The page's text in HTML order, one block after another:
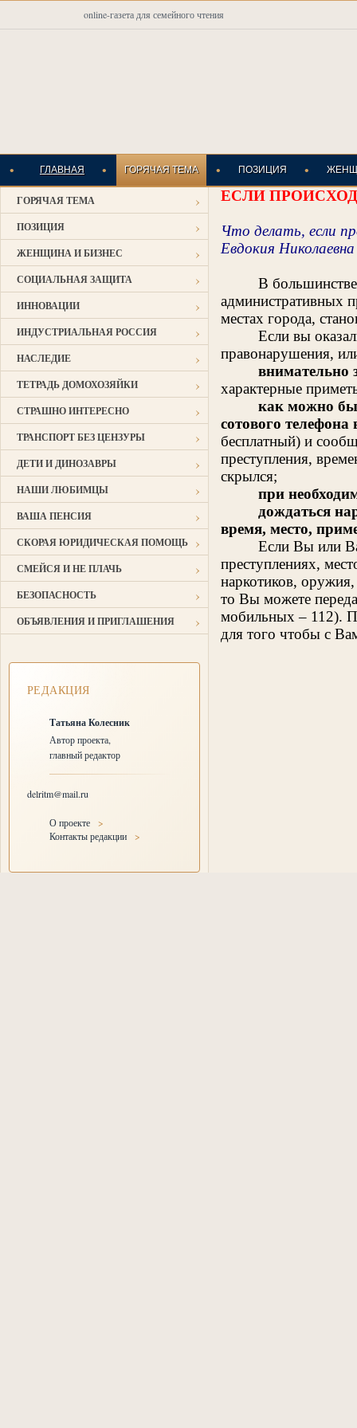
online-газета для семейного чтения
• ГЛАВНАЯ • ГОРЯЧАЯ ТЕМА • ПОЗИЦИЯ •
ИНДУСТРИАЛЬНАЯ
ГОРЯЧАЯ ТЕМА ›
ПОЗИЦИЯ ›
ЖЕНЩИНА И БИЗНЕС ›
СОЦИАЛЬНАЯ ЗАЩИТА ›
ИННОВАЦИИ ›
ИНДУСТРИАЛЬНАЯ РОССИЯ ›
НАСЛЕДИЕ ›
ТЕТРАДЬ ДОМОХОЗЯЙКИ ›
СТРАШНО ИНТЕРЕСНО ›
ТРАНСПОРТ БЕЗ ЦЕНЗУРЫ ›
ДЕТИ И ДИНОЗАВРЫ ›
НАШИ ЛЮБИМЦЫ ›
ВАША ПЕНСИЯ ›
СКОРАЯ ЮРИДИЧЕСКАЯ ПОМОЩЬ ›
СМЕЙСЯ И НЕ ПЛАЧЬ ›
БЕЗОПАСНОСТЬ ›
ОБЪЯВЛЕНИЯ И ПРИГЛАШЕНИЯ ›
РЕДАКЦИЯ
Татьяна Колесник
Автор проекта,
главный редактор
delritm@mail.ru
О проекте
>
Контакты редакции
>
ЕСЛИ
Что делать, если
Евдокия
В
административных
местах города,
Если вы
правонарушения,
характерные
как можно
сотового
бесплатный) и
преступления,
скрылся;
при
дождаться
время, место,
Если Вы или
преступлениях,
наркотиков,
то Вы можете
мобильных – 112).
для того чтобы с